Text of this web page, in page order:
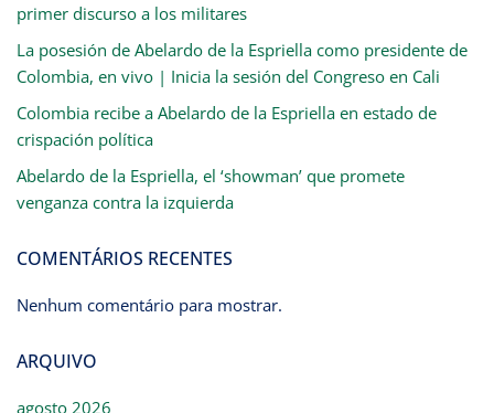
primer discurso a los militares
La posesión de Abelardo de la Espriella como presidente de
Colombia, en vivo | Inicia la sesión del Congreso en Cali
Colombia recibe a Abelardo de la Espriella en estado de
crispación política
Abelardo de la Espriella, el ‘showman’ que promete
venganza contra la izquierda
COMENTÁRIOS RECENTES
Nenhum comentário para mostrar.
ARQUIVO
agosto 2026